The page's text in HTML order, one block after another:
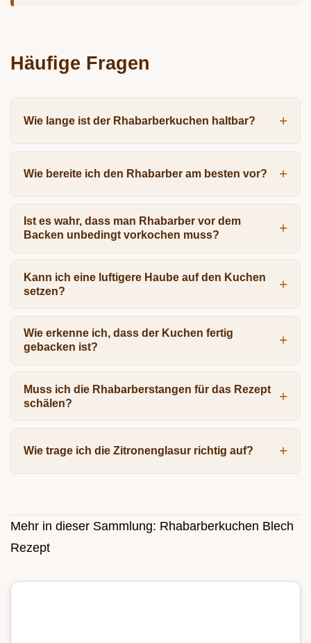
Häufige Fragen
Wie lange ist der Rhabarberkuchen haltbar?
Wie bereite ich den Rhabarber am besten vor?
Ist es wahr, dass man Rhabarber vor dem
Backen unbedingt vorkochen muss?
Kann ich eine luftigere Haube auf den Kuchen
setzen?
Wie erkenne ich, dass der Kuchen fertig
gebacken ist?
Muss ich die Rhabarberstangen für das Rezept
schälen?
Wie trage ich die Zitronenglasur richtig auf?
Mehr in dieser Sammlung: Rhabarberkuchen Blech
Rezept